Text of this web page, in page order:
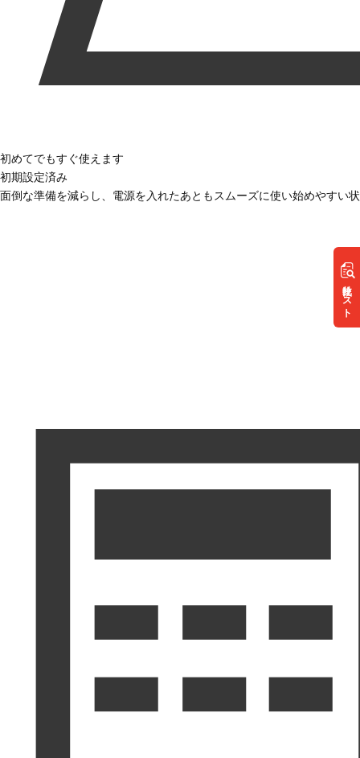
リスト
初めてでもすぐ使えます
初期設定済み
面倒な準備を減らし、電源を入れたあともスムーズに使い始めやすい